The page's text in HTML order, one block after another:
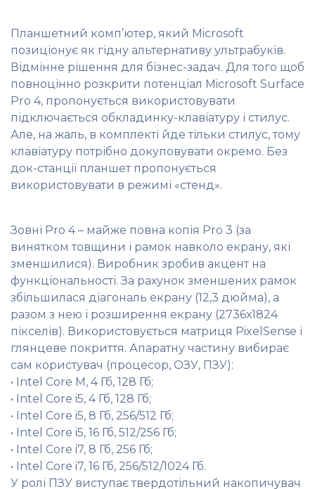
Планшетний комп’ютер, який Microsoft
позиціонує як гідну альтернативу ультрабуків.
Відмінне рішення для бізнес-задач. Для того щоб
повноцінно розкрити потенціал Microsoft Surface
Pro 4, пропонується використовувати
підключається обкладинку-клавіатуру і стилус.
Але, на жаль, в комплекті йде тільки стилус, тому
клавіатуру потрібно докуповувати окремо. Без
док-станції планшет пропонується
використовувати в режимі «стенд».
Зовні Pro 4 – майже повна копія Pro 3 (за
винятком товщини і рамок навколо екрану, які
зменшилися). Виробник зробив акцент на
функціональності. За рахунок зменшених рамок
збільшилася діагональ екрану (12,3 дюйма), а
разом з нею і розширення екрану (2736х1824
пікселів). Використовується матриця PixelSense і
глянцеве покриття. Апаратну частину вибирає
сам користувач (процесор, ОЗУ, ПЗУ):
• Intel Core M, 4 Гб, 128 Гб;
• Intel Core i5, 4 Гб, 128 Гб;
• Intel Core i5, 8 Гб, 256/512 Гб;
• Intel Core i5, 16 Гб, 512/256 Гб;
• Intel Core i7, 8 Гб, 256 Гб;
• Intel Core i7, 16 Гб, 256/512/1024 Гб.
У ролі ПЗУ виступає твердотільний накопичувач